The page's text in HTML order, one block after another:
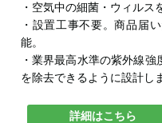
・空気中の細菌・ウィルス
・設置工事不要。商品届
能。
・業界最高水準の紫外線
を除去できるように設計し
詳細はこちら